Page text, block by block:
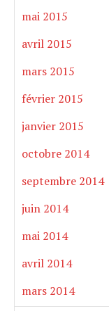
mai 2015
avril 2015
mars 2015
février 2015
janvier 2015
octobre 2014
septembre 2014
juin 2014
mai 2014
avril 2014
mars 2014